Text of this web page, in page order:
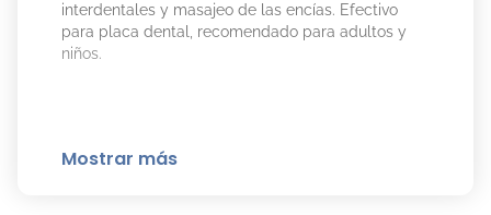
interdentales y masajeo de las encías. Efectivo
para placa dental, recomendado para adultos y
niños.
Mostrar más